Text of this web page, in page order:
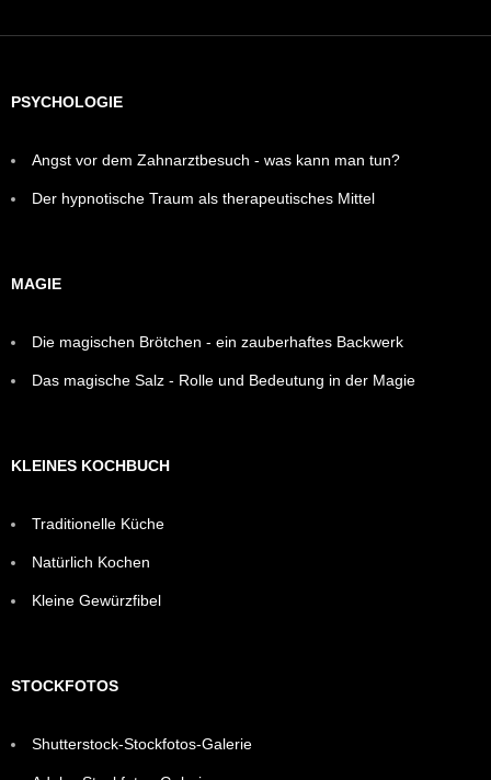
PSYCHOLOGIE
Angst vor dem Zahnarztbesuch - was kann man tun?
Der hypnotische Traum als therapeutisches Mittel
MAGIE
Die magischen Brötchen - ein zauberhaftes Backwerk
Das magische Salz - Rolle und Bedeutung in der Magie
KLEINES KOCHBUCH
Traditionelle Küche
Natürlich Kochen
Kleine Gewürzfibel
STOCKFOTOS
Shutterstock-Stockfotos-Galerie